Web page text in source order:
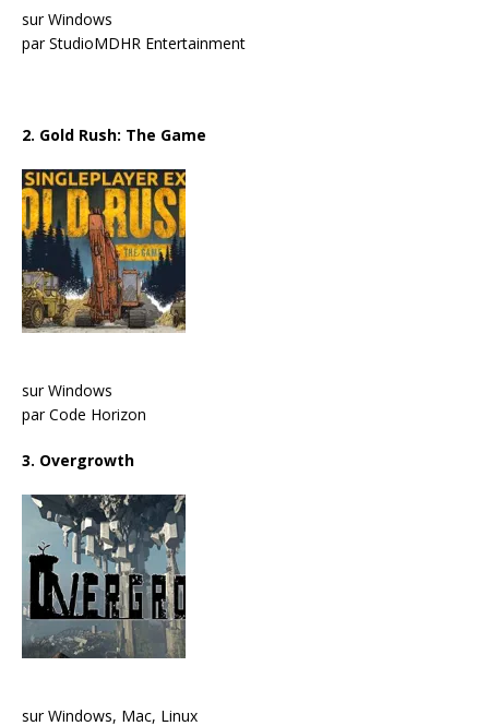
sur Windows
par StudioMDHR Entertainment
2. Gold Rush: The Game
sur Windows
par Code Horizon
3. Overgrowth
sur Windows, Mac, Linux